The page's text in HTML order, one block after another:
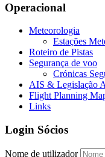
Operacional
Meteorologia
Estações
Roteiro de Pistas
Segurança de voo
Crónicas
AIS & Legislação
Flight Planning
Links
Login Sócios
Nome de utilizador